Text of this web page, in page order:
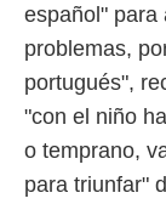
español" para
problemas,
portugués",
"con el niño
o temprano,
para triunfar"